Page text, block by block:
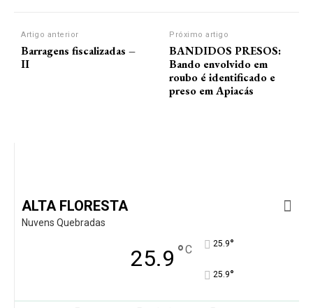
Artigo anterior
Barragens fiscalizadas –
II
Próximo artigo
BANDIDOS PRESOS:
Bando envolvido em
roubo é identificado e
preso em Apiacás
ALTA FLORESTA
Nuvens Quebradas
25.9 °C 25.9°
25.9°